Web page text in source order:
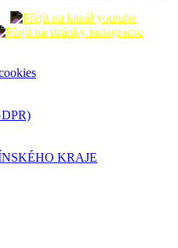
KRAJE